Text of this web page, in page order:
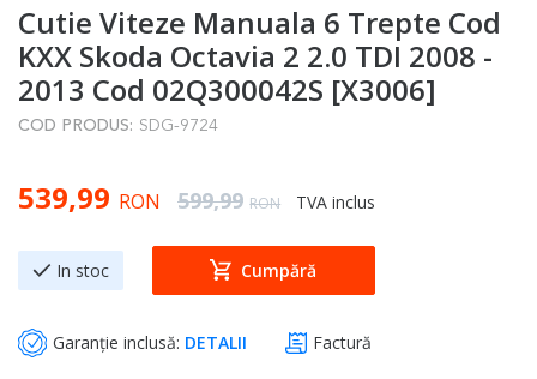
to
the
beginning
of
the
gallery
Cutie Viteze Manuala 6 Trepte Cod
KXX Skoda Octavia 2 2.0 TDI 2008 -
2013 Cod 02Q300042S [X3006]
COD PRODUS: SDG-9724
Special Price
539,99 RON Regular Price
599,99 RON TVA inclus
In stoc Cumpără
Garanție inclusă: DETALII Factură